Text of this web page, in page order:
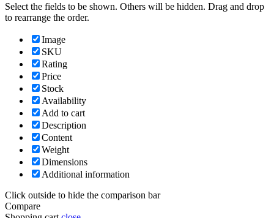
Select the fields to be shown. Others will be hidden. Drag and drop
to rearrange the order.
Image
SKU
Rating
Price
Stock
Availability
Add to cart
Description
Content
Weight
Dimensions
Additional information
Click outside to hide the comparison bar
Compare